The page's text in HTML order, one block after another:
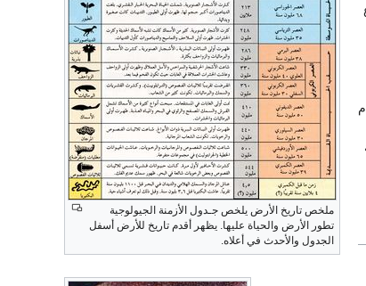
ملخص تاريخ الأرض يلخص جـدول الأزمنة الجيولوجية
تطور الأرض والحياة عليها. يظهر أقدم تاريخ للأرض أسفل
الجدول والأحدث في أعلاه.